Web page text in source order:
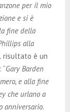
per il mio
e si è
fine della
alla
risultato è un
Gary Barden
e alla fine
che urlano a
anniversario.